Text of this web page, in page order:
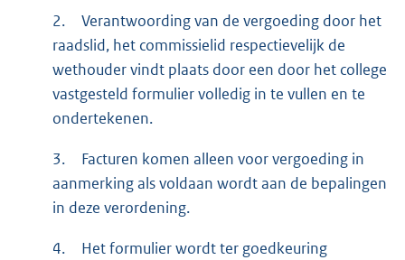
2.
Verantwoording van de vergoeding door het
raadslid, het commissielid respectievelijk de
wethouder vindt plaats door een door het college
vastgesteld formulier volledig in te vullen en te
ondertekenen.
3.
Facturen komen alleen voor vergoeding in
aanmerking als voldaan wordt aan de bepalingen
in deze verordening.
4.
Het formulier wordt ter goedkeuring